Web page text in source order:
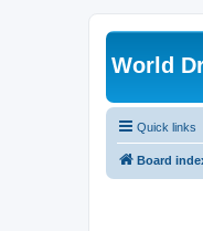
World
Quick links
Board